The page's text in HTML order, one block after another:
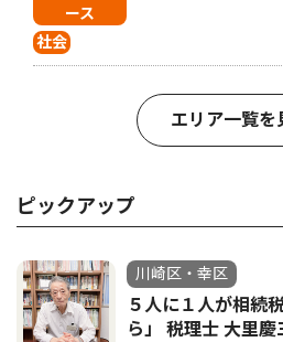
ース
社会
エリア一覧を
ピックアップ
川崎区・幸区
５人に１人が相続
ら」 税理士 大里慶